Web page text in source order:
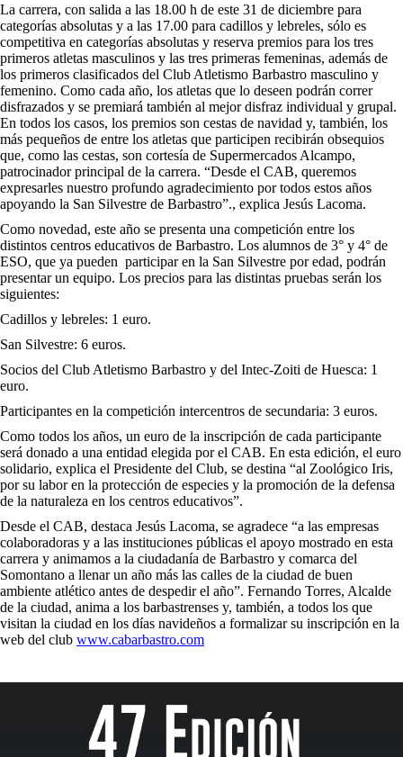
La carrera, con salida a las 18.00 h de este 31 de diciembre para
categorías absolutas y a las 17.00 para cadillos y lebreles, sólo es
competitiva en categorías absolutas y reserva premios para los tres
primeros atletas masculinos y las tres primeras femeninas, además de
los primeros clasificados del Club Atletismo Barbastro masculino y
femenino. Como cada año, los atletas que lo deseen podrán correr
disfrazados y se premiará también al mejor disfraz individual y grupal.
En todos los casos, los premios son cestas de navidad y, también, los
más pequeños de entre los atletas que participen recibirán obsequios
que, como las cestas, son cortesía de Supermercados Alcampo,
patrocinador principal de la carrera. “Desde el CAB, queremos
expresarles nuestro profundo agradecimiento por todos estos años
apoyando la San Silvestre de Barbastro”., explica Jesús Lacoma.
Como novedad, este año se presenta una competición entre los
distintos centros educativos de Barbastro. Los alumnos de 3° y 4° de
ESO, que ya pueden participar en la San Silvestre por edad, podrán
presentar un equipo. Los precios para las distintas pruebas serán los
siguientes:
Cadillos y lebreles: 1 euro.
San Silvestre: 6 euros.
Socios del Club Atletismo Barbastro y del Intec-Zoiti de Huesca: 1
euro.
Participantes en la competición intercentros de secundaria: 3 euros.
Como todos los años, un euro de la inscripción de cada participante
será donado a una entidad elegida por el CAB. En esta edición, el euro
solidario, explica el Presidente del Club, se destina “al Zoológico Iris,
por su labor en la protección de especies y la promoción de la defensa
de la naturaleza en los centros educativos”.
Desde el CAB, destaca Jesús Lacoma, se agradece “a las empresas
colaboradoras y a las instituciones públicas el apoyo mostrado en esta
carrera y animamos a la ciudadanía de Barbastro y comarca del
Somontano a llenar un año más las calles de la ciudad de buen
ambiente atlético antes de despedir el año”. Fernando Torres, Alcalde
de la ciudad, anima a los barbastrenses y, también, a todos los que
visitan la ciudad en los días navideños a formalizar su inscripción en la
web del club www.cabarbastro.com